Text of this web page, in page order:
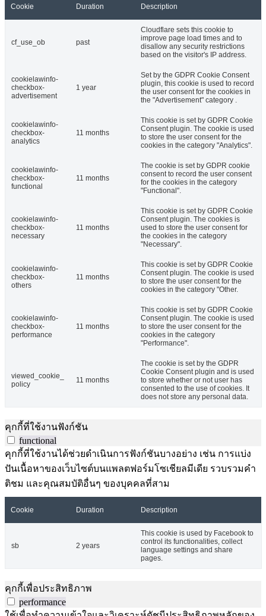
Cookie Duration Description
cf_use_ob past
Cloudflare sets this cookie to
improve page load times and to
disallow any security restrictions
based on the visitor's IP address.
cookielawinfo-
checkbox-
advertisement
1 year
Set by the GDPR Cookie Consent
plugin, this cookie is used to record
the user consent for the cookies in
the "Advertisement" category .
cookielawinfo-
checkbox-
analytics
11 months
This cookie is set by GDPR Cookie
Consent plugin. The cookie is used
to store the user consent for the
cookies in the category "Analytics".
cookielawinfo-
checkbox-
functional
11 months
The cookie is set by GDPR cookie
consent to record the user consent
for the cookies in the category
"Functional".
cookielawinfo-
checkbox-
necessary
11 months
This cookie is set by GDPR Cookie
Consent plugin. The cookies is
used to store the user consent for
the cookies in the category
"Necessary".
cookielawinfo-
checkbox-
others
11 months
This cookie is set by GDPR Cookie
Consent plugin. The cookie is used
to store the user consent for the
cookies in the category "Other.
cookielawinfo-
checkbox-
performance
11 months
This cookie is set by GDPR Cookie
Consent plugin. The cookie is used
to store the user consent for the
cookies in the category
"Performance".
viewed_cookie_
policy
11 months
The cookie is set by the GDPR
Cookie Consent plugin and is used
to store whether or not user has
consented to the use of cookies. It
does not store any personal data.
คุกกี้ที่ใช้งานฟังก์ชัน
functional
คุกกี้ที่ใช้งานได้ช่วยดำเนินการฟังก์ชันบางอย่าง เช่น การแบ่ง
ปันเนื้อหาของเว็บไซต์บนแพลตฟอร์มโซเชียลมีเดีย รวบรวมคำ
ติชม และคุณสมบัติอื่นๆ ของบุคคลที่สาม
Cookie Duration Description
sb 2 years
This cookie is used by Facebook to
control its functionalities, collect
language settings and share
pages.
คุกกี้เพื่อประสิทธิภาพ
performance